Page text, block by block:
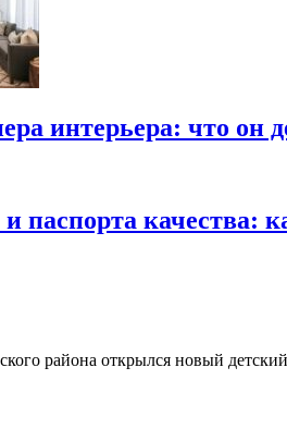
интерьера: что он
паспорта качества:
района открылся новый